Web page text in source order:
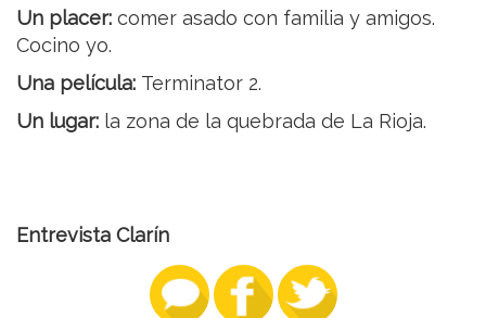
Un placer: comer asado con familia y amigos.
Cocino yo.
Una película: Terminator 2.
Un lugar: la zona de la quebrada de La Rioja.
Entrevista Clarín